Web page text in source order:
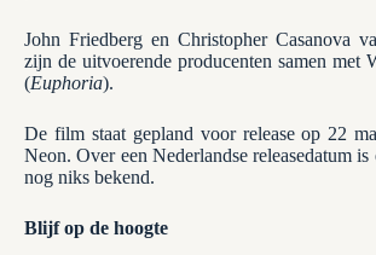
John Friedberg en Christopher Casanova
zijn de uitvoerende producenten samen met
(Euphoria).
De film staat gepland voor release op 22
Neon. Over een Nederlandse releasedatum
nog niks bekend.
Blijf op de hoogte